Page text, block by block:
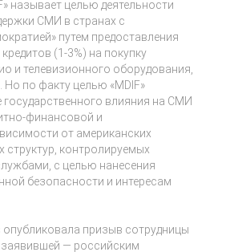
называет целью деятельности
СМИ в странах с
путем предоставления
(1-3%) на покупку
и телевизионного оборудования,
по факту целью «MDIF»
государственного влияния на СМИ
финансовой и
от американских
структур, контролируемых
с целью нанесения
безопасности и интересам
опубликовала призыв сотрудницы
— российским